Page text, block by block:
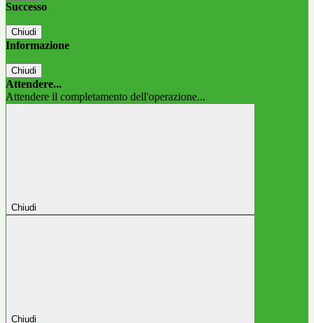
Successo
Chiudi
Informazione
Chiudi
Attendere...
Attendere il completamento dell'operazione...
Chiudi
Chiudi